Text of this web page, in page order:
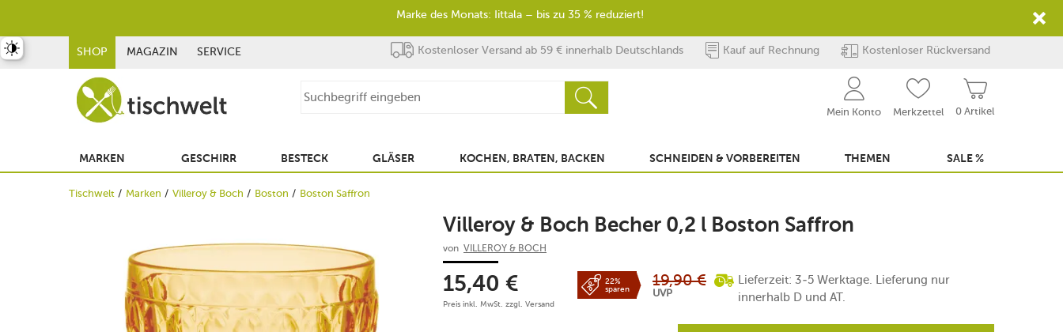
SHOP MAGAZIN SERVICE Kostenloser Versand ab 59 € innerhalb Deutschlands Kauf auf Rechnung Kostenloser Rückversand
0 Artikel
Mein Konto Merkzettel
MARKEN GESCHIRR BESTECK GLÄSER KOCHEN, BRATEN, BACKEN SCHNEIDEN & VORBEREITEN THEMEN SALE %
Tischwelt Marken Villeroy & Boch Boston Boston Saffron
Villeroy & Boch Becher 0,2 l Boston Saffron
von VILLEROY & BOCH
15,40 €
Preis inkl. MwSt. zzgl. Versand
22%
sparen
19,90 €
UVP
Lieferzeit: 3-5 Werktage. Lieferung nur
innerhalb D und AT.
umschalten
Marke des Monats: Iittala – bis zu 35 % reduziert!